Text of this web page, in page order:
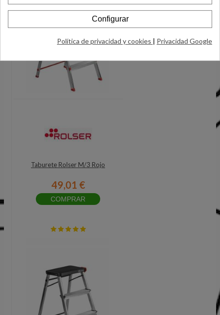
Taburete Rolser M/3 Rojo
49,01 €
COMPRAR
Configurar
Política de privacidad y cookies | Privacidad Google